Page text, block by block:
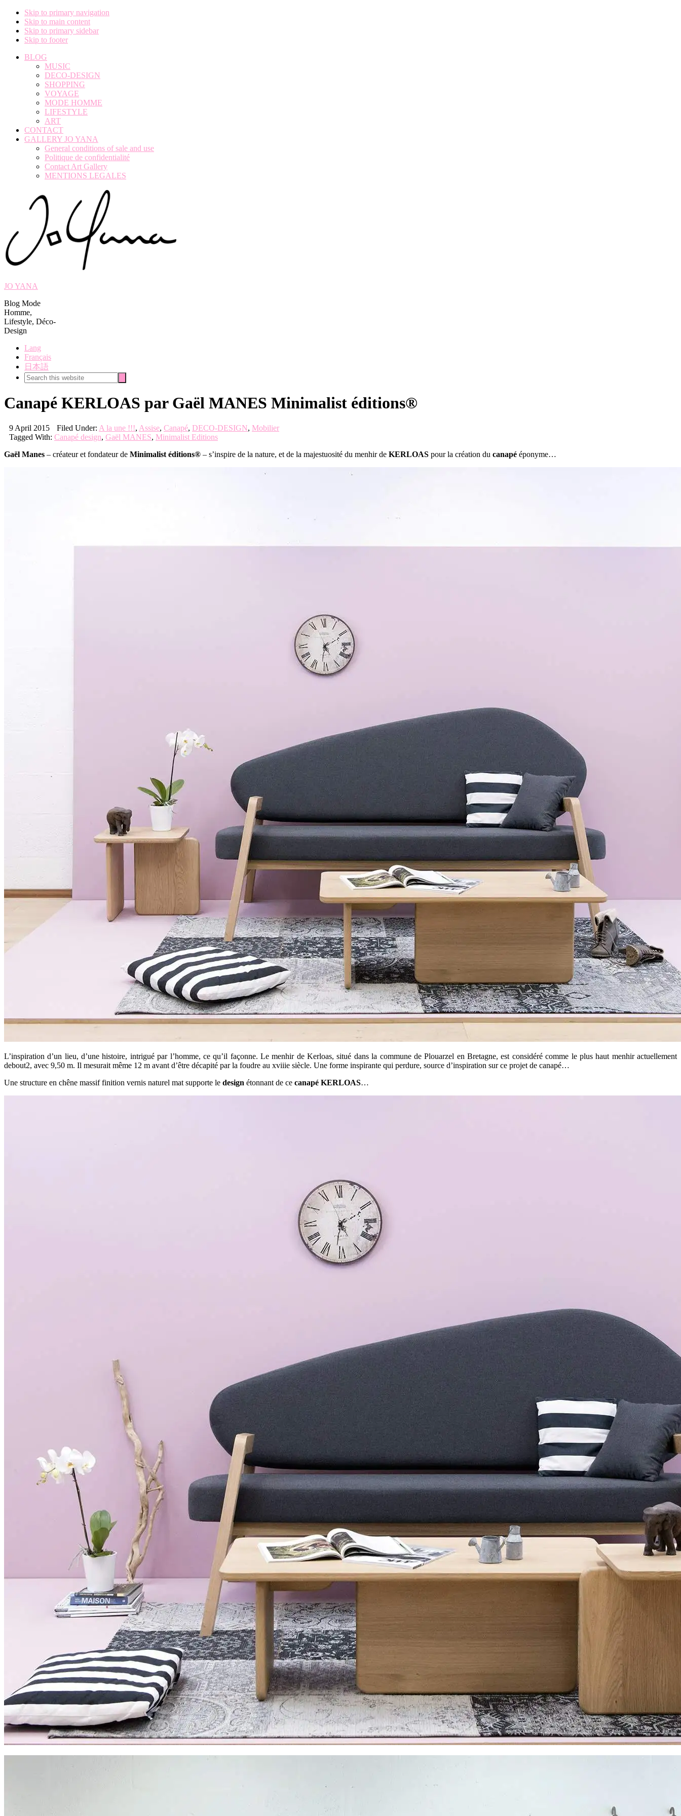
Skip to primary navigation
Skip to main content
Skip to primary sidebar
Skip to footer
BLOG
MUSIC
DECO-DESIGN
SHOPPING
VOYAGE
MODE HOMME
LIFESTYLE
ART
CONTACT
GALLERY JO YANA
General conditions of sale and use
Politique de confidentialité
Contact Art Gallery
MENTIONS LEGALES
JO YANA
Blog Mode
Homme,
Lifestyle, Déco-
Design
Lang
Français
日本語
Search
this
Canapé KERLOAS par Gaël MANES Minimalist éditions®
9 April 2015 Filed Under: A la une !!!, Assise, Canapé, DECO-DESIGN, Mobilier
Tagged With: Canapé design, Gaël MANES, Minimalist Editions
Gaël Manes – créateur et fondateur de Minimalist éditions® – s’inspire de la nature, et de la majestuosité du menhir de KERLOAS pour la création du canapé éponyme…
L’inspiration d’un lieu, d’une histoire, intrigué par l’homme, ce qu’il façonne. Le menhir de Kerloas, situé dans la commune de Plouarzel en Bretagne, est considéré comme le plus haut menhir actuellement
debout2, avec 9,50 m. Il mesurait même 12 m avant d’être décapité par la foudre au xviiie siècle. Une forme inspirante qui perdure, source d’inspiration sur ce projet de canapé…
Une structure en chêne massif finition vernis naturel mat supporte le design étonnant de ce canapé KERLOAS…